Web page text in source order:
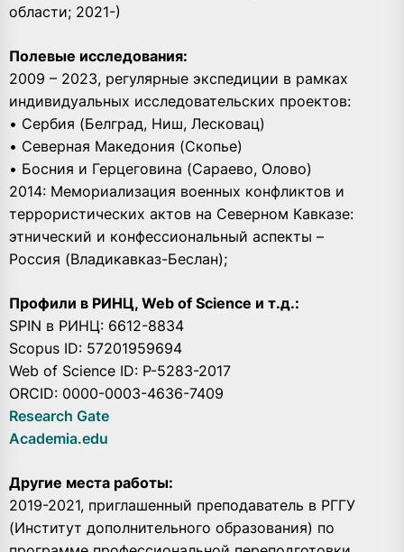
области; 2021-)
Полевые исследования:
2009 – 2023, регулярные экспедиции в рамках
индивидуальных исследовательских проектов:
• Сербия (Белград, Ниш, Лесковац)
• Северная Македония (Скопье)
• Босния и Герцеговина (Сараево, Олово)
2014: Мемориализация военных конфликтов и
террористических актов на Северном Кавказе:
этнический и конфессиональный аспекты –
Россия (Владикавказ-Беслан);
Профили в РИНЦ, Web of Science и т.д.:
SPIN в РИНЦ: 6612-8834
Scopus ID: 57201959694
Web of Science ID: P-5283-2017
ORCID: 0000-0003-4636-7409
Research Gate
Academia.edu
Другие места работы:
2019-2021, приглашенный преподаватель в РГГУ
(Институт дополнительного образования) по